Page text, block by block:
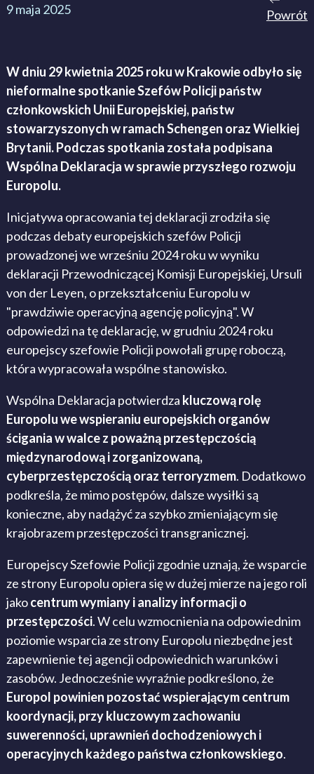
9 maja 2025 Powrót
W dniu 29 kwietnia 2025 roku w Krakowie odbyło się
nieformalne spotkanie Szefów Policji państw
członkowskich Unii Europejskiej, państw
stowarzyszonych w ramach Schengen oraz Wielkiej
Brytanii. Podczas spotkania została podpisana
Wspólna Deklaracja w sprawie przyszłego rozwoju
Europolu.
Inicjatywa opracowania tej deklaracji zrodziła się
podczas debaty europejskich szefów Policji
prowadzonej we wrześniu 2024 roku w wyniku
deklaracji Przewodniczącej Komisji Europejskiej, Ursuli
von der Leyen, o przekształceniu Europolu w
"prawdziwie operacyjną agencję policyjną". W
odpowiedzi na tę deklarację, w grudniu 2024 roku
europejscy szefowie Policji powołali grupę roboczą,
która wypracowała wspólne stanowisko.
Wspólna Deklaracja potwierdza kluczową rolę
Europolu we wspieraniu europejskich organów
ścigania w walce z poważną przestępczością
międzynarodową i zorganizowaną,
cyberprzestępczością oraz terroryzmem. Dodatkowo
podkreśla, że mimo postępów, dalsze wysiłki są
konieczne, aby nadążyć za szybko zmieniającym się
krajobrazem przestępczości transgranicznej.
Europejscy Szefowie Policji zgodnie uznają, że wsparcie
ze strony Europolu opiera się w dużej mierze na jego roli
jakocentrum wymiany i analizy informacji o
przestępczości. W celu wzmocnienia na odpowiednim
poziomie wsparcia ze strony Europolu niezbędne jest
zapewnienie tej agencji odpowiednich warunków i
zasobów. Jednocześnie wyraźnie podkreślono, że
Europol powinien pozostać wspierającym centrum
koordynacji, przy kluczowym zachowaniu
suwerenności, uprawnień dochodzeniowych i
operacyjnych każdego państwa członkowskiego.